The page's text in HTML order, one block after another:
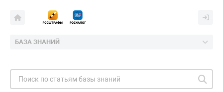
БАЗА ЗНАНИЙ